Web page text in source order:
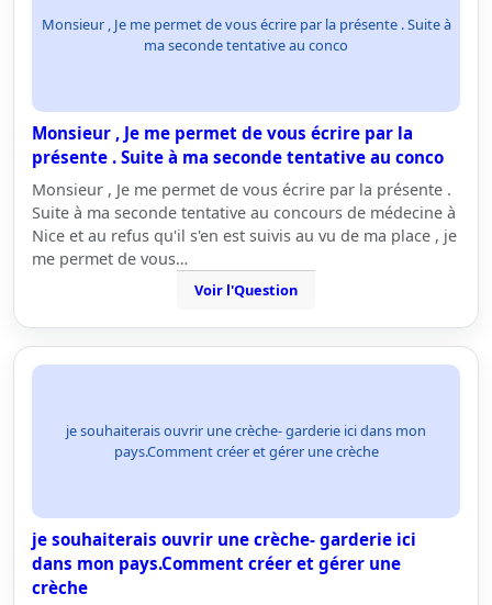
Monsieur , Je me permet de vous écrire par la présente . Suite à
ma seconde tentative au conco
Monsieur , Je me permet de vous écrire par la
présente . Suite à ma seconde tentative au conco
Monsieur , Je me permet de vous écrire par la présente .
Suite à ma seconde tentative au concours de médecine à
Nice et au refus qu'il s'en est suivis au vu de ma place , je
me permet de vous…
Voir l'Question
je souhaiterais ouvrir une crèche- garderie ici dans mon
pays.Comment créer et gérer une crèche
je souhaiterais ouvrir une crèche- garderie ici
dans mon pays.Comment créer et gérer une
crèche